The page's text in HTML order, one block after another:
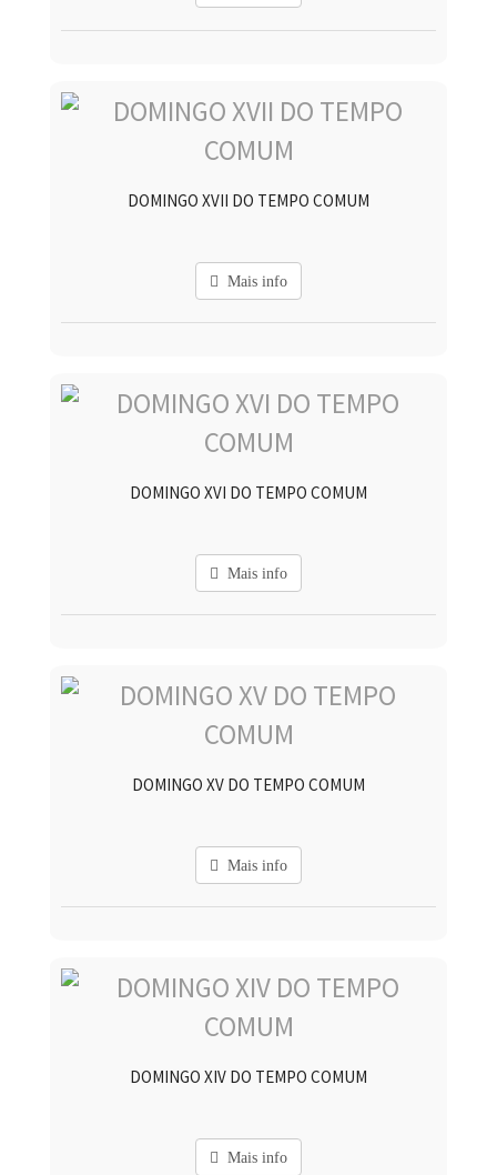
DOMINGO XVII DO TEMPO COMUM
Mais info
DOMINGO XVI DO TEMPO COMUM
Mais info
DOMINGO XV DO TEMPO COMUM
Mais info
DOMINGO XIV DO TEMPO COMUM
Mais info